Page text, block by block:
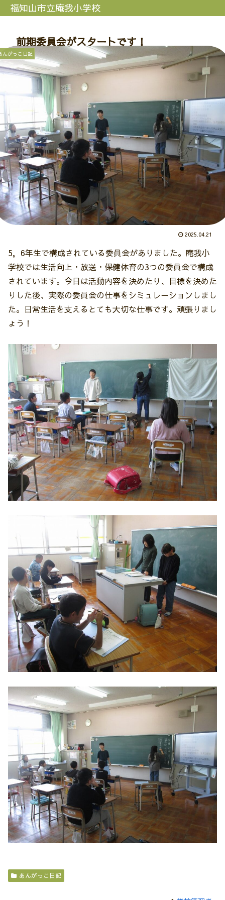
福知山市立庵我小学校
前期委員会がスタートです！
んがっこ日記
2025.04.21
5，6年生で構成されている委員会がありました。庵我小
学校では生活向上・放送・保健体育の3つの委員会で構成
されています。今日は活動内容を決めたり、目標を決めた
りした後、実際の委員会の仕事をシミュレーションしまし
た。日常生活を支えるとても大切な仕事です。頑張りまし
ょう！
あんがっこ日記